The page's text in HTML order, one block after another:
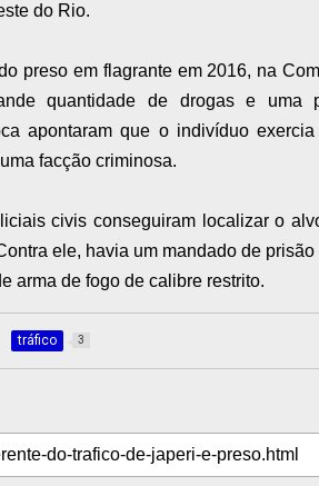
do Rio.
preso em flagrante em 2016, na
quantidade de drogas e uma
apontaram que o indivíduo
facção criminosa.
civis conseguiram localizar o
ele, havia um mandado de
arma de fogo de calibre restrito.
tráfico 3